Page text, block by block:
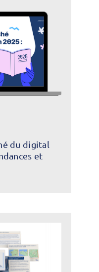
du digital
et